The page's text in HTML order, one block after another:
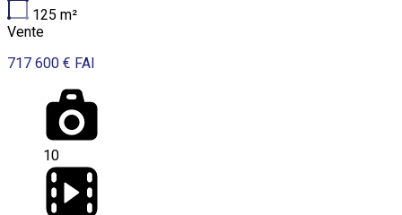
125 m²
Vente
717 600 € FAI
10